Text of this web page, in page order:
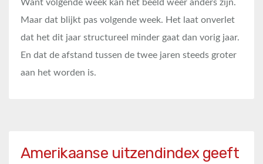
Want volgende week kan het beeld weer anders zijn.
Maar dat blijkt pas volgende week. Het laat onverlet
dat het dit jaar structureel minder gaat dan vorig jaar.
En dat de afstand tussen de twee jaren steeds groter
aan het worden is.
Amerikaanse uitzendindex geeft